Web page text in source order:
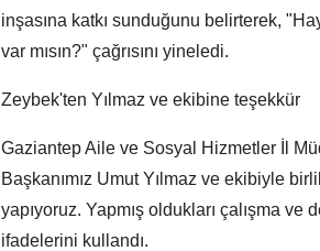
inşasına katkı sunduğunu belirterek,
var mısın?" çağrısını yineledi.
Zeybek'ten Yılmaz ve ekibine teşekkür
Gaziantep Aile ve Sosyal Hizmetler İl
Başkanımız Umut Yılmaz ve ekibiyle
yapıyoruz. Yapmış oldukları çalışma
ifadelerini kullandı.